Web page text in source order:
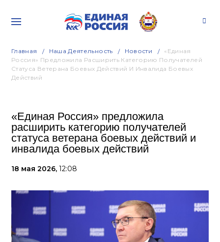
Главная Наша Деятельность Новости
«Единая
Россия» Предложила Расширить Категорию Получателей
Статуса Ветерана Боевых Действий И Инвалида Боевых
Действий
«Единая Россия» предложила
расширить категорию получателей
статуса ветерана боевых действий и
инвалида боевых действий
18 мая 2026, 12:08